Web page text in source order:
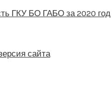
ГКУ БО ГАБО за 2020 год
сайта